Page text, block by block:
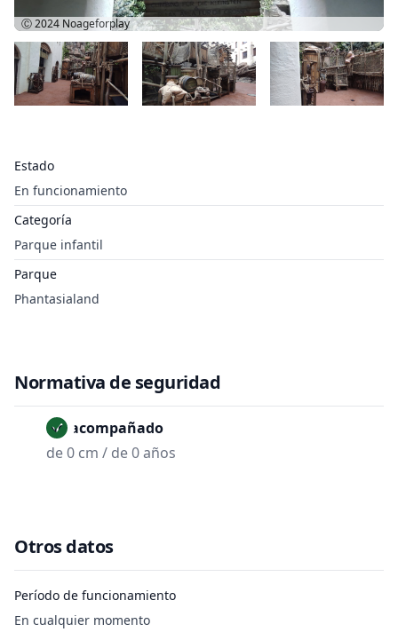
Estado
En funcionamiento
Categoría
Parque infantil
Parque
Phantasialand
Ⓒ 2024 Noageforplay
Normativa de seguridad
No acompañado
de 0 cm / de 0 años
Otros datos
Período de funcionamiento
En cualquier momento